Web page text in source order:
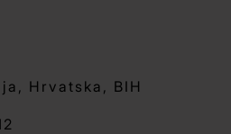
Hrvatska, BIH